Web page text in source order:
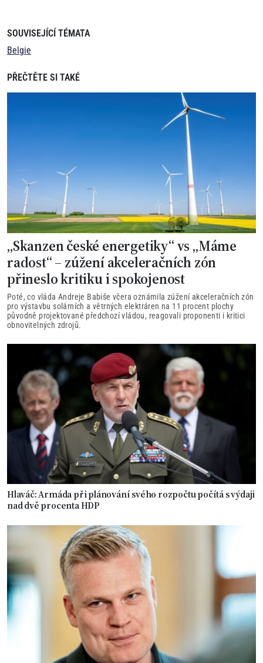
SOUVISEJÍCÍ TÉMATA
Belgie
PŘEČTĚTE SI TAKÉ
„Skanzen české energetiky“ vs „Máme
radost“ – zúžení akceleračních zón
přineslo kritiku i spokojenost
Poté, co vláda Andreje Babiše včera oznámila zúžení akceleračních zón
pro výstavbu solárních a větrných elektráren na 11 procent plochy
původně projektované předchozí vládou, reagovali proponenti i kritici
obnovitelných zdrojů.
Hlaváč: Armáda při plánování svého rozpočtu počítá s výdaji
nad dvě procenta HDP